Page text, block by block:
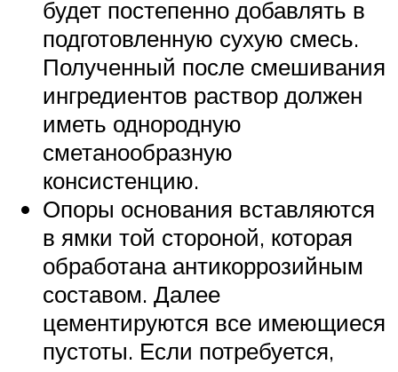
будет постепенно добавлять в
подготовленную сухую смесь.
Полученный после смешивания
ингредиентов раствор должен
иметь однородную
сметанообразную
консистенцию.
Опоры основания вставляются
в ямки той стороной, которая
обработана антикоррозийным
составом. Далее
цементируются все имеющиеся
пустоты. Если потребуется,